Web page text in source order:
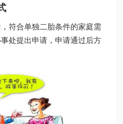
符合单独二胎条件的家庭需
处提出申请，申请通过后方